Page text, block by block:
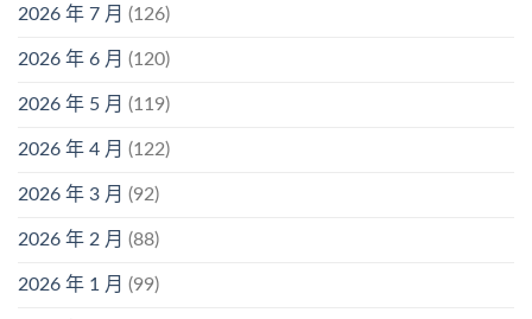
2026 年 7 月 (126)
2026 年 6 月 (120)
2026 年 5 月 (119)
2026 年 4 月 (122)
2026 年 3 月 (92)
2026 年 2 月 (88)
2026 年 1 月 (99)